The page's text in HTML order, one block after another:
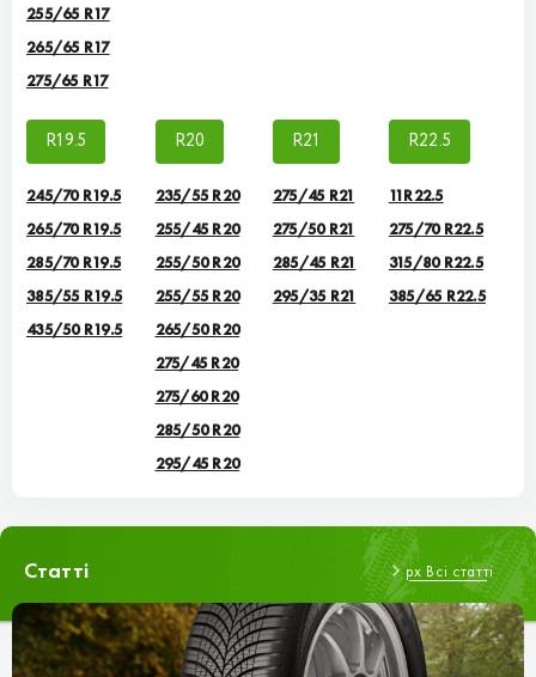
255/65 R17
265/65 R17
275/65 R17
R19.5
245/70 R19.5
265/70 R19.5
285/70 R19.5
385/55 R19.5
435/50 R19.5
R20
235/55 R20
255/45 R20
255/50 R20
255/55 R20
265/50 R20
275/45 R20
275/60 R20
285/50 R20
295/45 R20
R21
275/45 R21
275/50 R21
285/45 R21
295/35 R21
R22.5
11R22.5
275/70 R22.5
315/80 R22.5
385/65 R22.5
Статті px Всі статті